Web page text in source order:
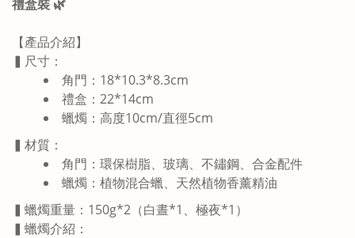
禮盒裝 🌿
【產品介紹】
▍尺寸：
角門：18*10.3*8.3cm
禮盒：22*14cm
蠟燭：高度10cm/直徑5cm
▍材質：
角門：環保樹脂、玻璃、不鏽鋼、合金配件
蠟燭：植物混合蠟、天然植物香薰精油
▍蠟燭重量：150g*2（白晝*1、極夜*1）
▍蠟燭介紹：